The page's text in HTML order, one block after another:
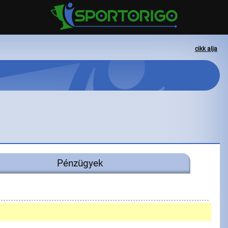
cikk alja
Pénzügyek